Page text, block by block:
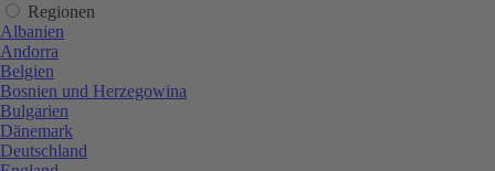
Regionen
Albanien
Andorra
Belgien
Bosnien und Herzegowina
Bulgarien
Dänemark
Deutschland